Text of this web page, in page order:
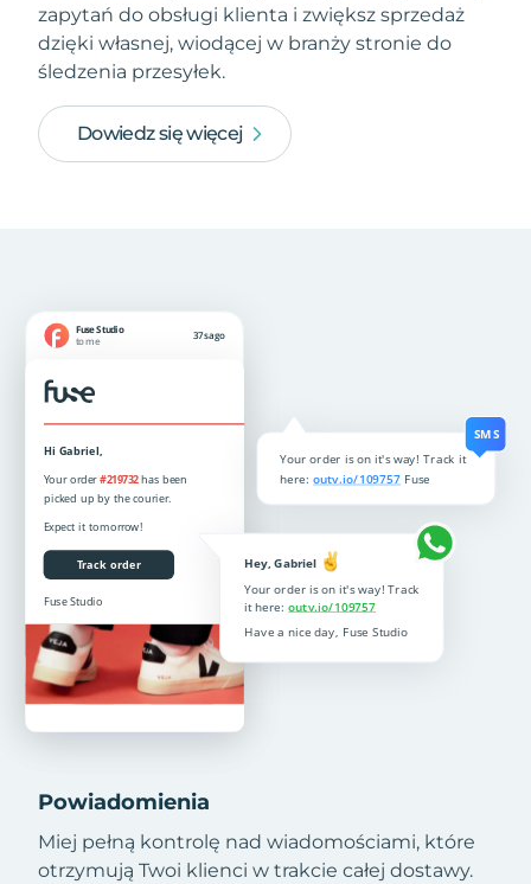
zapytań do obsługi klienta i zwiększ sprzedaż
dzięki własnej, wiodącej w branży stronie do
śledzenia przesyłek.
Dowiedz się więcej
Powiadomienia
Miej pełną kontrolę nad wiadomościami, które
otrzymują Twoi klienci w trakcie całej dostawy.